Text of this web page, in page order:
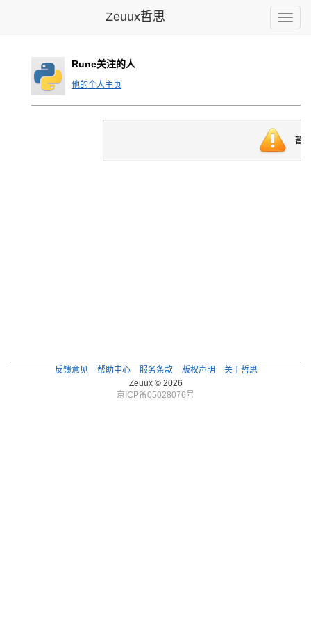
Toggle
Zeuux哲思
Rune关注的人
他的个人主页
暂
反馈意见 帮助中心 服务条款 版权声明
关于哲思
Zeuux © 2026
京ICP备05028076号